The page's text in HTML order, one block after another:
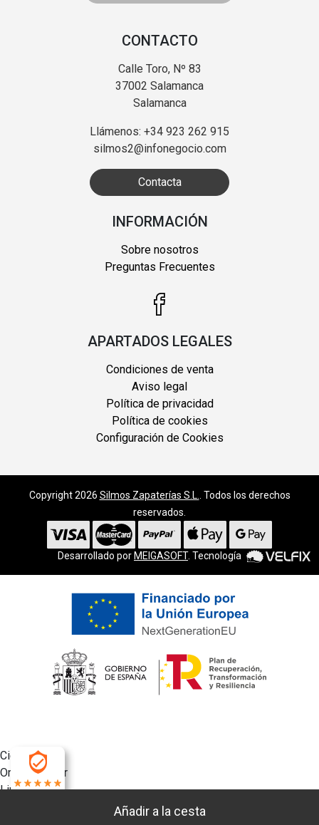
CONTACTO
Calle Toro, Nº 83
37002 Salamanca
Salamanca
Llámenos: +34 923 262 915
silmos2@infonegocio.com
Contacta
INFORMACIÓN
Sobre nosotros
Preguntas Frecuentes
APARTADOS LEGALES
Condiciones de venta
Aviso legal
Política de privacidad
Política de cookies
Configuración de Cookies
Copyright 2026 Silmos Zapaterías S.L.
. Todos los derechos
reservados.
Desarrollado por MEIGASOFT. Tecnología
Cierra
Ordenado por
Limpiar